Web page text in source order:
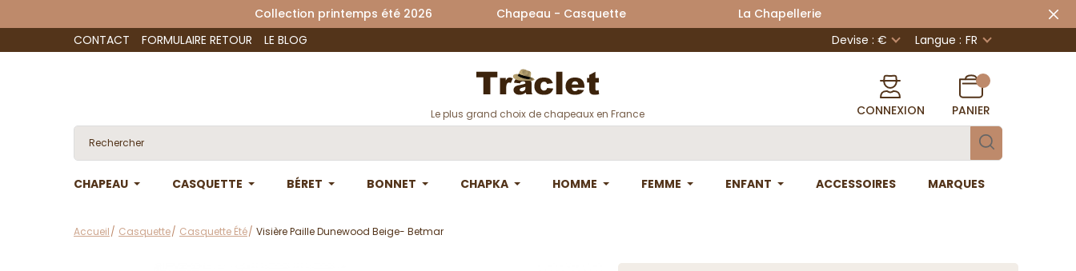
Collection printemps été 2026 Chapeau - Casquette La Chapellerie
CONTACT
FORMULAIRE RETOUR LE BLOG Devise : € Langue : FR
Le plus grand choix de chapeaux en France CONNEXION PANIER
CHAPEAU CASQUETTE BÉRET BONNET CHAPKA HOMME FEMME ENFANT ACCESSOIRES MARQUES
Accueil Casquette Casquette Été Visière Paille Dunewood Beige- Betmar